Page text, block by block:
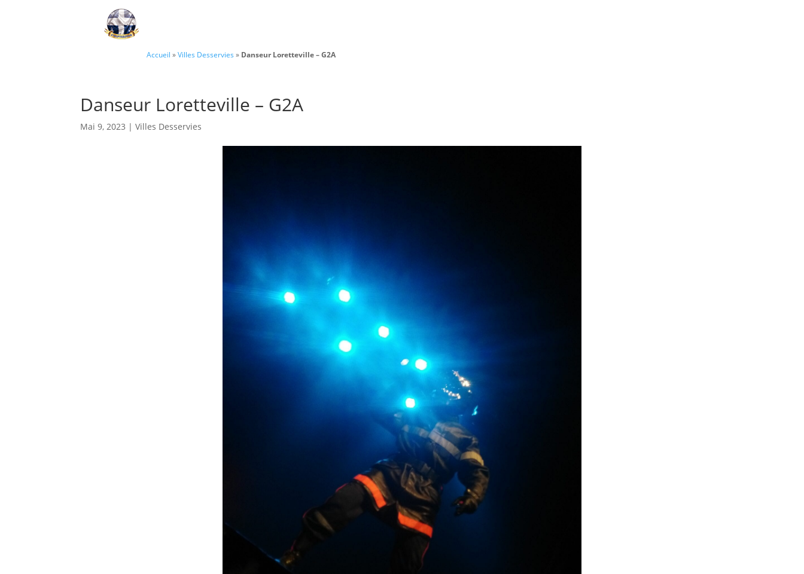
Accueil »Villes Desservies » Danseur Loretteville – G2A
Danseur Loretteville – G2A
Mai 9, 2023 |Villes Desservies